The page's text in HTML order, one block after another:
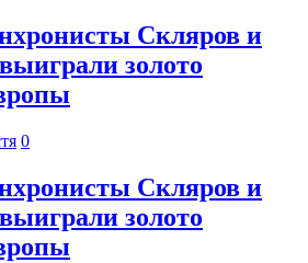
Скляров и
золото
0
Скляров и
золото